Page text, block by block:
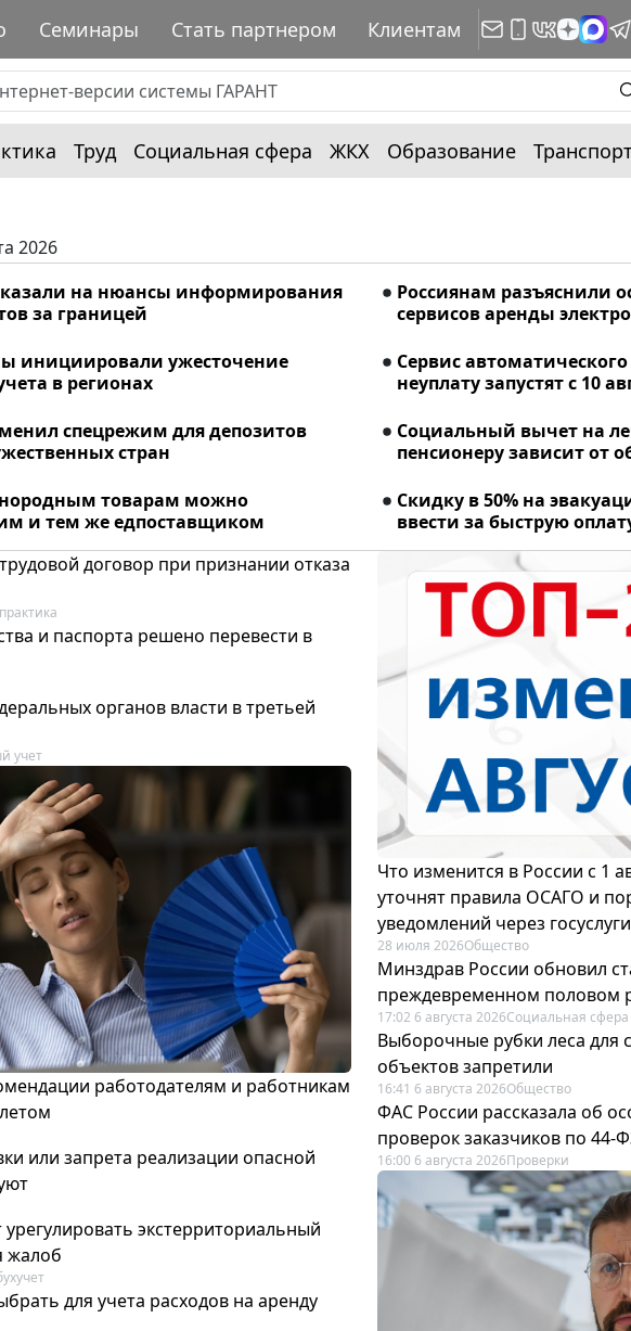
Семинары Стать партнером Клиентам
Труд Социальная сфера ЖКХ Образование
2026
на нюансы информирования
за границей
Россиянам разъяснили
сервисов аренды
инициировали ужесточение
в регионах
Сервис
неуплату запустят с 10
спецрежим для депозитов
стран
Социальный вычет на
пенсионеру зависит от
товарам можно
и тем же едпоставщиком
Скидку в 50% на
ввести за быструю
договор при признании отказа
и паспорта решено перевести в
органов власти в третьей
учет
работодателям и работникам
или запрета реализации опасной
экстерриториальный
жалоб
для учета расходов на аренду
Что изменится в России с 1
уточнят правила ОСАГО и
уведомлений через госуслуги
28 июля 2026Общество
Минздрав России обновил
преждевременном половом
17:02 6 августа 2026Социальная сфера
Выборочные рубки леса для
объектов запретили
16:41 6 августа 2026Общество
ФАС России рассказала об
проверок заказчиков по 44-
16:00 6 августа 2026Проверки